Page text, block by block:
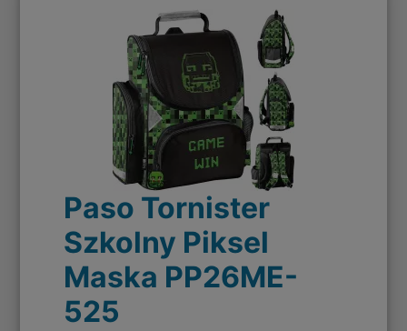
Paso Tornister
Szkolny Piksel
Maska PP26ME-
525